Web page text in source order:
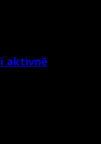
aktivně